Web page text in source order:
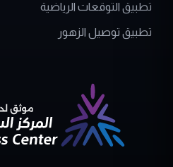
تطبيق التوقعات الرياضية
تطبيق توصيل الزهور